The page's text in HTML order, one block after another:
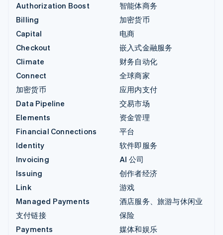
Authorization Boost
Billing
Capital
Checkout
Climate
Connect
加密货币
Data Pipeline
Elements
Financial Connections
Identity
Invoicing
Issuing
Link
Managed Payments
支付链接
Payments
智能体商务
加密货币
电商
嵌入式金融服务
财务自动化
全球商家
应用内支付
交易市场
资金管理
平台
软件即服务
AI 公司
创作者经济
游戏
酒店服务、旅游与休闲业
保险
媒体和娱乐